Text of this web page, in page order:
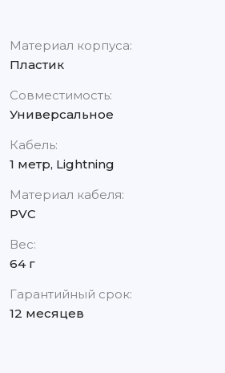
Материал корпуса:
Пластик
Совместимость:
Универсальное
Кабель:
1 метр, Lightning
Материал кабеля:
PVC
Вес:
64 г
Гарантийный срок:
12 месяцев